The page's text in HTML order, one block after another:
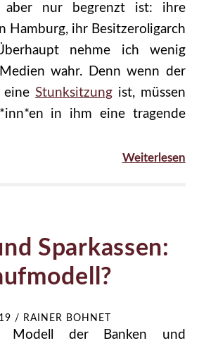
aber nur begrenzt ist: ihre
Hamburg, ihr Besitzeroligarch
nehme ich wenig
wahr. Denn wenn der
eineStunksitzung ist, müssen
in ihm eine tragende
Weiterlesen
Sparkassen:
/ RAINER BOHNET
Modell der Banken und